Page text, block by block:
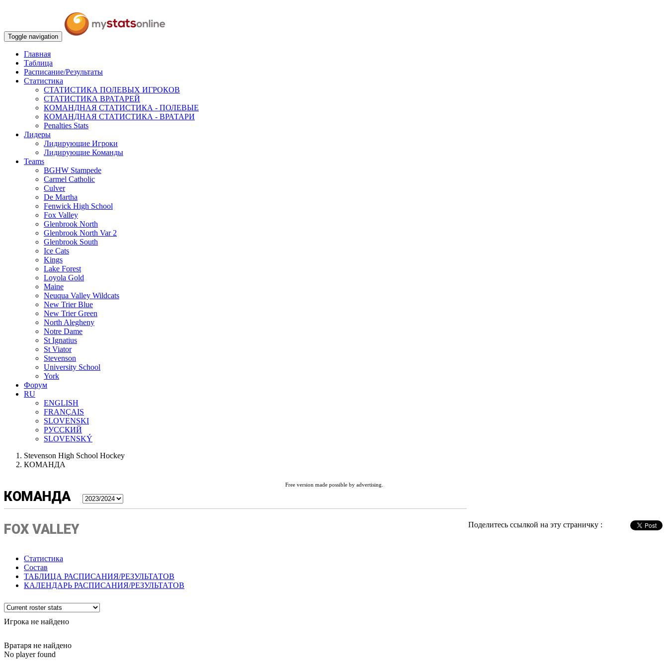
Toggle navigation
Главная
Таблица
Расписание/Результаты
Статистика
СТАТИСТИКА ПОЛЕВЫХ ИГРОКОВ
СТАТИСТИКА ВРАТАРЕЙ
КОМАНДНАЯ СТАТИСТИКА - ПОЛЕВЫЕ
КОМАНДНАЯ СТАТИСТИКА - ВРАТАРИ
Penalties Stats
Лидеры
Лидирующие Игроки
Лидирующие Команды
Teams
BGHW Stampede
Carmel Catholic
Culver
De Martha
Fenwick High School
Fox Valley
Glenbrook North
Glenbrook North Var 2
Glenbrook South
Ice Cats
Kings
Lake Forest
Loyola Gold
Maine
Neuqua Valley Wildcats
New Trier Blue
New Trier Green
North Alegheny
Notre Dame
St Ignatius
St Viator
Stevenson
University School
York
Форум
RU
ENGLISH
FRANÇAIS
SLOVENSKI
РУССКИЙ
SLOVENSKÝ
Stevenson High School Hockey
КОМАНДА
Free version made possible by advertising.
КОМАНДА
Поделитесь ссылкой на эту страничку :
FOX VALLEY
Статистика
Состав
ТАБЛИЦА РАСПИСАНИЯ/РЕЗУЛЬТАТОВ
КАЛЕНДАРЬ РАСПИСАНИЯ/РЕЗУЛЬТАТОВ
Игрока не найдено
Вратаря не найдено
No player found